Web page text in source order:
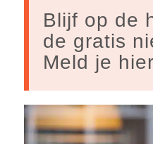
Blijf op de
de gratis
Meld je